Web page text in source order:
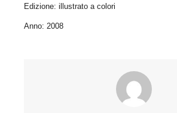
Edizione: illustrato a colori
Anno: 2008